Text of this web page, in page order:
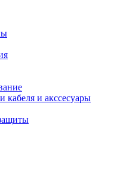
кабеля и акссесуары